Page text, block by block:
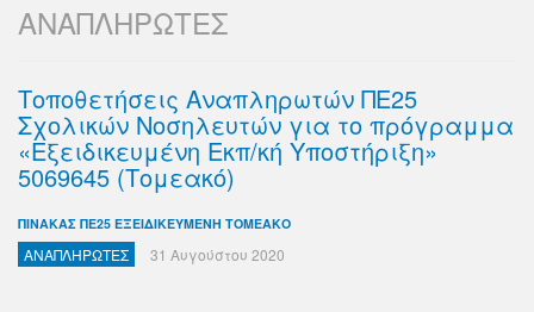
ΑΝΑΠΛΗΡΩΤΕΣ
Τοποθετήσεις Αναπληρωτών ΠΕ25
Σχολικών Νοσηλευτών για το πρόγραμμα
«Εξειδικευμένη Eκπ/κή Υποστήριξη»
5069645 (Τομεακό)
ΠΙΝΑΚΑΣ ΠΕ25 ΕΞΕΙΔΙΚΕΥΜΕΝΗ ΤΟΜΕΑΚΟ
ΑΝΑΠΛΗΡΩΤΕΣ 31 Αυγούστου 2020